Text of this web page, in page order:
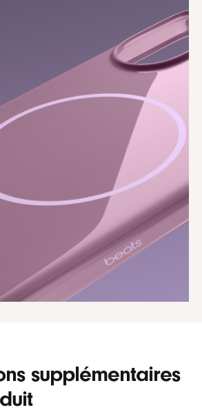
supplémentaires